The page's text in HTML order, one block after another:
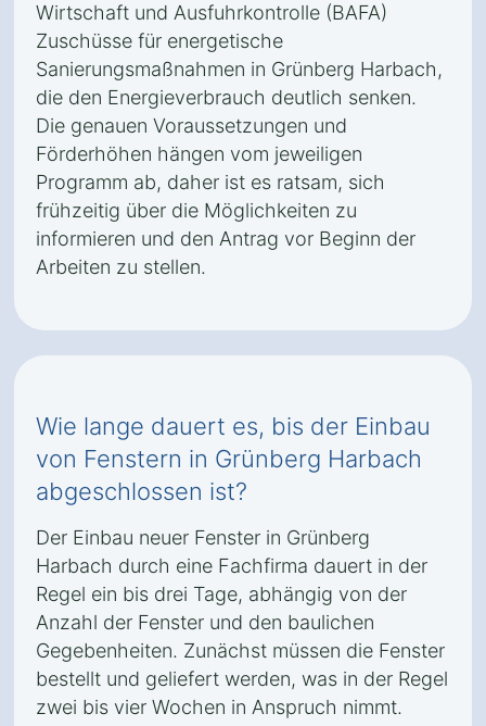
Wirtschaft und Ausfuhrkontrolle (BAFA)
Zuschüsse für energetische
Sanierungsmaßnahmen in Grünberg Harbach,
die den Energieverbrauch deutlich senken.
Die genauen Voraussetzungen und
Förderhöhen hängen vom jeweiligen
Programm ab, daher ist es ratsam, sich
frühzeitig über die Möglichkeiten zu
informieren und den Antrag vor Beginn der
Arbeiten zu stellen.
Wie lange dauert es, bis der Einbau
von Fenstern in Grünberg Harbach
abgeschlossen ist?
Der Einbau neuer Fenster in Grünberg
Harbach durch eine Fachfirma dauert in der
Regel ein bis drei Tage, abhängig von der
Anzahl der Fenster und den baulichen
Gegebenheiten. Zunächst müssen die Fenster
bestellt und geliefert werden, was in der Regel
zwei bis vier Wochen in Anspruch nimmt.